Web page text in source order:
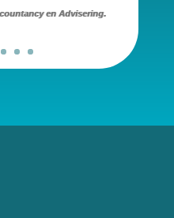
en Advisering.